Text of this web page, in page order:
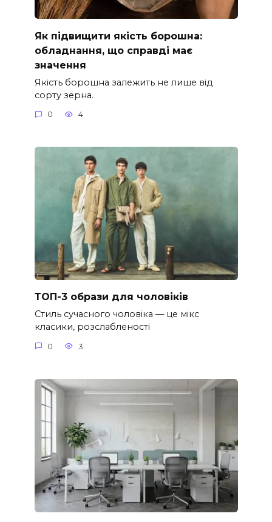
Як підвищити якість борошна:
обладнання, що справді має
значення
Якість борошна залежить не лише від
сорту зерна.
0 4
ТОП-3 образи для чоловіків
Стиль сучасного чоловіка — це мікс
класики, розслабленості
0 3